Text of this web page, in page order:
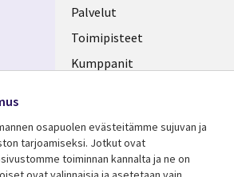
FINLAND
Palvelut
Toimipisteet
Kumppanit
osapuolen evästeitämme sujuvan ja
tarjoamiseksi. Jotkut ovat
toiminnan kannalta ja ne on